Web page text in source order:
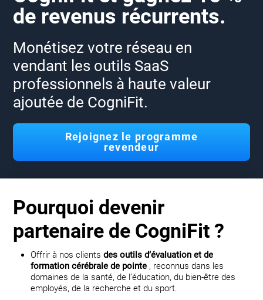
de revenus récurrents.
Monétisez votre réseau en
vendant les outils SaaS
professionnels à haute valeur
ajoutée de CogniFit.
Rejoignez le programme
revendeur
Pourquoi devenir
partenaire de CogniFit ?
Offrir à nos clientsdes outils d’évaluation et de
formation cérébrale de pointe , reconnus dans les
domaines de la santé, de l’éducation, du bien-être des
employés, de la recherche et du sport.